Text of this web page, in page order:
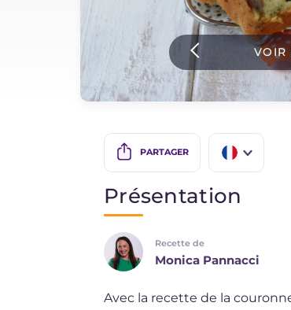
Instagram
YouTube
VOIR
PARTAGER
BR
Présentation
Recette de
Monica Pannacci
Avec la recette de la